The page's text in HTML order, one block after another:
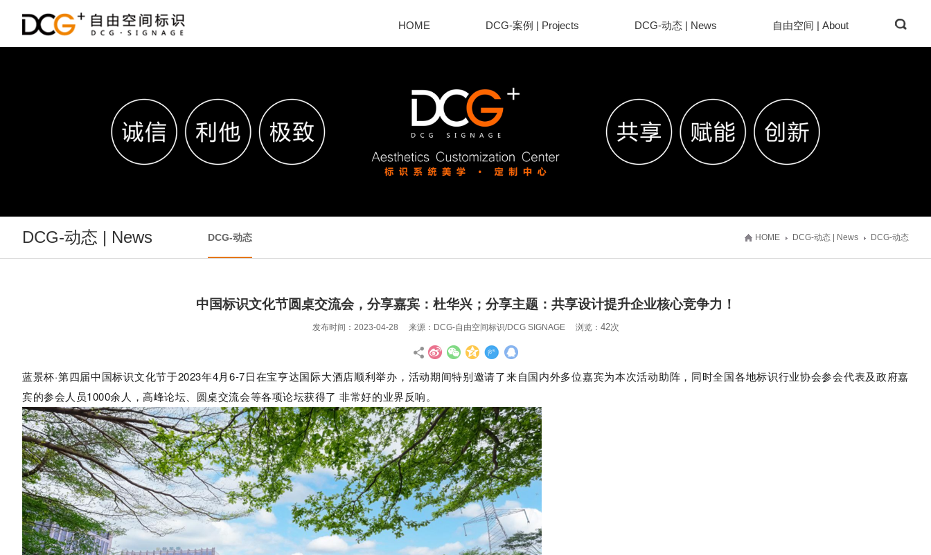
HOME DCG-案例 | Projects DCG-动态 | News 自由空间 | About
DCG-动态 | News HOME DCG-动态 | News DCG-动态
DCG-动态
中国标识文化节圆桌交流会，分享嘉宾：杜华兴；分享主题：共享设计提升企业核心竞争力！
发布时间：2023-04-28 来源：DCG-自由空间标识/DCG SIGNAGE 浏览： 42次
蓝景杯·第四届中国标识文化节于2023年4月6-7日在宝亨达国际大酒店顺利举办，活动期间特别邀请了来自国内外多位嘉宾为本次活动助阵，同时全国各地标识行业协会参会代表及政府嘉
宾的参会人员1000余人，高峰论坛、圆桌交流会等各项论坛获得了 非常好的业界反响。